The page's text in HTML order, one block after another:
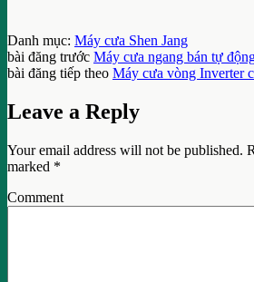
Danh mục: Máy cưa Shen Jang
bài đăng trước Máy cưa ngang bán tự
bài đăng tiếp theo Máy cưa vòng Inverter
Leave a Reply
Your email address will not be published.
marked *
Comment